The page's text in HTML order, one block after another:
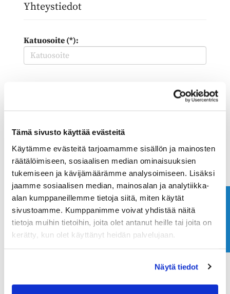
Tämä sivusto käyttää evästeitä
Käytämme evästeitä tarjoamamme sisällön ja mainosten
räätälöimiseen, sosiaalisen median ominaisuuksien
tukemiseen ja kävijämäärämme analysoimiseen. Lisäksi
jaamme sosiaalisen median, mainosalan ja analytiikka-
alan kumppaneillemme tietoja siitä, miten käytät
sivustoamme. Kumppanimme voivat yhdistää näitä
tietoja muihin tietoihin, joita olet antanut heille tai joita on
kerätty, kun olet käyttänyt heidän palvelujaan.
Näytä tiedot
Yhteystiedot
Katuosoite (*):
Suomi
Golf jäsenyys
Valitse seura:
Jäsennumero:
Rekisteröidy
Haluan tilata Ringside Golf uutiskirjeen